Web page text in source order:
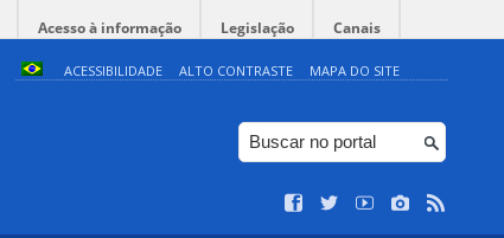
Acesso à informação Legislação Canais
ACESSIBILIDADE ALTO CONTRASTE MAPA DO SITE